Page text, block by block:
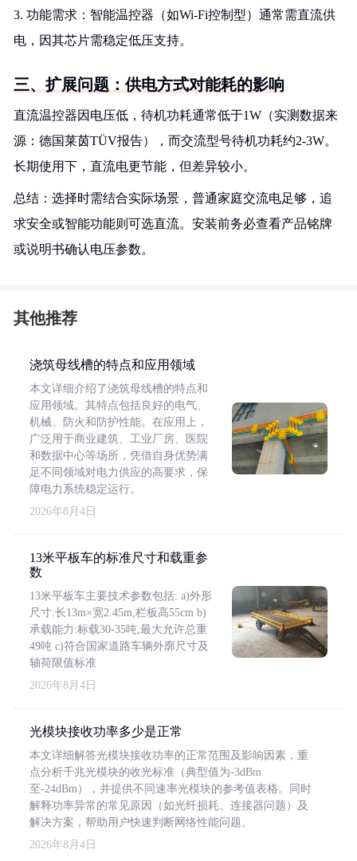
3. 功能需求：智能温控器（如Wi-Fi控制型）通常需直流供
电，因其芯片需稳定低压支持。
三、扩展问题：供电方式对能耗的影响
直流温控器因电压低，待机功耗通常低于1W（实测数据来
源：德国莱茵TÜV报告），而交流型号待机功耗约2-3W。
长期使用下，直流电更节能，但差异较小。
总结：选择时需结合实际场景，普通家庭交流电足够，追
求安全或智能功能则可选直流。安装前务必查看产品铭牌
或说明书确认电压参数。
其他推荐
浇筑母线槽的特点和应用领域
本文详细介绍了浇筑母线槽的特点和
应用领域。其特点包括良好的电气、
机械、防火和防护性能。在应用上，
广泛用于商业建筑、工业厂房、医院
和数据中心等场所，凭借自身优势满
足不同领域对电力供应的高要求，保
障电力系统稳定运行。
2026年8月4日
13米平板车的标准尺寸和载重参
数
13米平板车主要技术参数包括: a)外形
尺寸:长13m×宽2.45m,栏板高55cm b)
承载能力:标载30-35吨,最大允许总重
49吨 c)符合国家道路车辆外廓尺寸及
轴荷限值标准
2026年8月4日
光模块接收功率多少是正常
本文详细解答光模块接收功率的正常范围及影响因素，重
点分析千兆光模块的收光标准（典型值为-3dBm
至-24dBm），并提供不同速率光模块的参考值表格。同时
解释功率异常的常见原因（如光纤损耗、连接器问题）及
解决方案，帮助用户快速判断网络性能问题。
2026年8月4日